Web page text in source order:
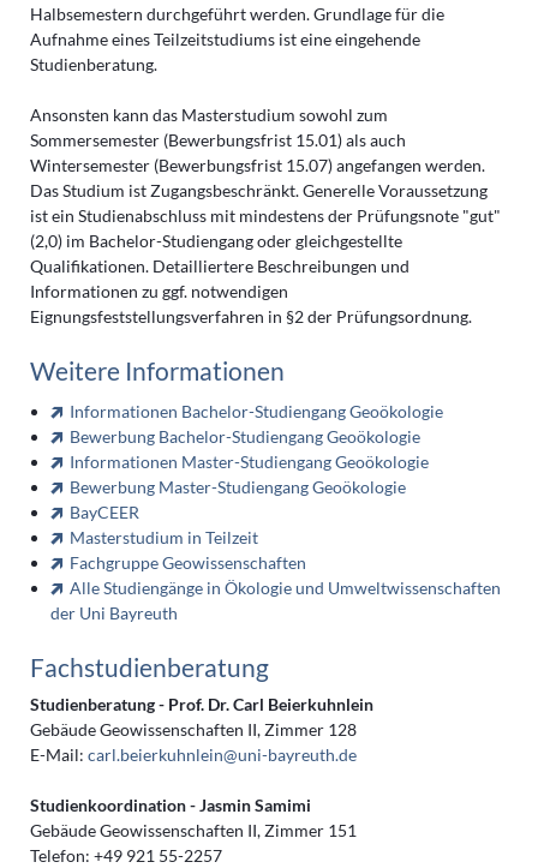
Halbsemestern durchgeführt werden. Grundlage für die
Aufnahme eines Teilzeitstudiums ist eine eingehende
Studienberatung.
Ansonsten kann das Masterstudium sowohl zum
Sommersemester (Bewerbungsfrist 15.01) als auch
Wintersemester (Bewerbungsfrist 15.07) angefangen werden.
Das Studium ist Zugangsbeschränkt. Generelle Voraussetzung
ist ein Studienabschluss mit mindestens der Prüfungsnote "gut"
(2,0) im Bachelor-Studiengang oder gleichgestellte
Qualifikationen. Detailliertere Beschreibungen und
Informationen zu ggf. notwendigen
Eignungsfeststellungsverfahren in §2 der Prüfungsordnung.
Weitere Informationen
Informationen Bachelor-Studiengang Geoökologie
Bewerbung Bachelor-Studiengang Geoökologie
Informationen Master-Studiengang Geoökologie
Bewerbung Master-Studiengang Geoökologie
BayCEER
Masterstudium in Teilzeit
Fachgruppe Geowissenschaften
Alle Studiengänge in Ökologie und Umweltwissenschaften
der Uni Bayreuth
Fachstudienberatung
Studienberatung - Prof. Dr. Carl Beierkuhnlein
Gebäude Geowissenschaften II, Zimmer 128
E-Mail: carl.beierkuhnlein@uni-bayreuth.de
Studienkoordination -Jasmin Samimi
Gebäude Geowissenschaften II, Zimmer 151
Telefon: +49 921 55-2257